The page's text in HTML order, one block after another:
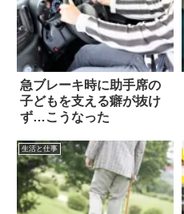
急ブレーキ時に助手席の
子どもを支える癖が抜け
ず…こうなった
生活と仕事